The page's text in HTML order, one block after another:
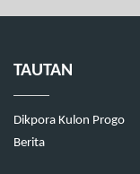
TAUTAN
Dikpora Kulon Progo
Berita